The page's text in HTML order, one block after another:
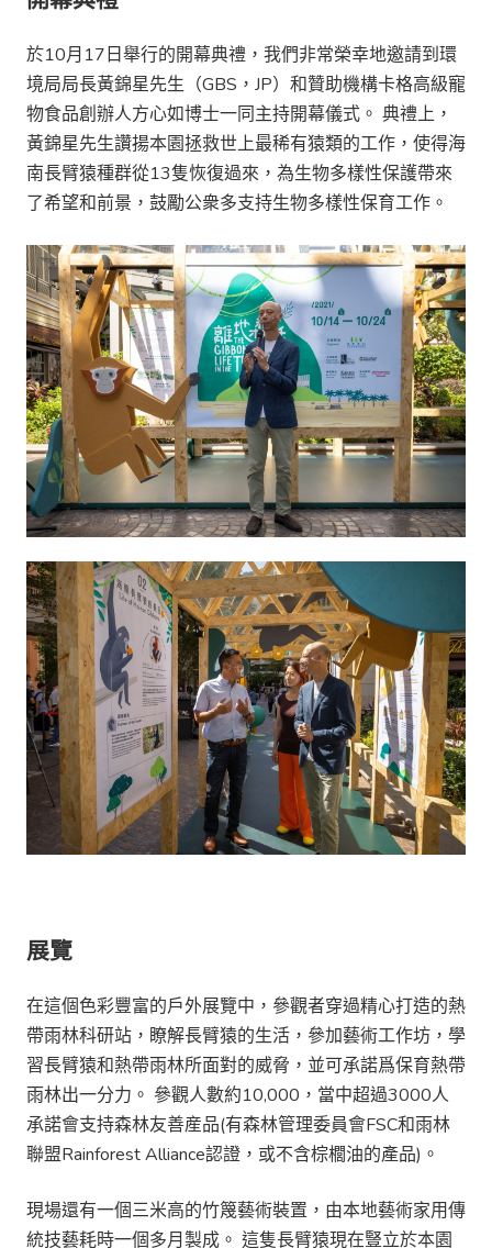
於10月17日舉行的開幕典禮，我們非常榮幸地邀請到環
境局局長黃錦星先生（GBS，JP）和贊助機構卡格高級寵
物食品創辦人方心如博士一同主持開幕儀式。 典禮上，
黃錦星先生讚揚本園拯救世上最稀有猿類的工作，使得海
南長臂猿種群從13隻恢復過來，為生物多樣性保護帶來
了希望和前景，鼓勵公衆多支持生物多樣性保育工作。
展覽
在這個色彩豐富的戶外展覽中，參觀者穿過精心打造的熱
帶雨林科研站，瞭解長臂猿的生活，參加藝術工作坊，學
習長臂猿和熱帶雨林所面對的威脅，並可承諾爲保育熱帶
雨林出一分力。 參觀人數約10,000，當中超過3000人
承諾會支持森林友善産品(有森林管理委員會FSC和雨林
聯盟Rainforest Alliance認證，或不含棕櫚油的產品)。
現場還有一個三米高的竹篾藝術裝置，由本地藝術家用傳
統技藝耗時一個多月製成。 這隻長臂猿現在豎立於本園